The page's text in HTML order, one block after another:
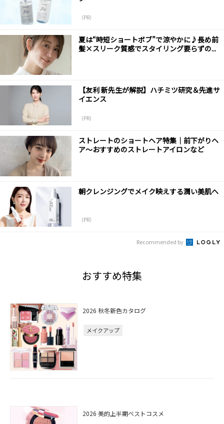
（PR）
夏は“時短ショートボブ”で涼やかに♪長め前
髪×スリーク質感でスタイリング要らずの...
【友利 新先生が解説】ハチミツ研究＆先進サ
イエンス
（PR）
ストレートのショートヘア特集｜前下がりヘ
ア～おすすめのストレートアイロンなど
朝クレンジングでメイク映えする潤い美肌へ
（PR）
Recommended by
おすすめ特集
2026 秋冬新色カタログ
メイクアップ
2026 美的上半期ベストコスメ